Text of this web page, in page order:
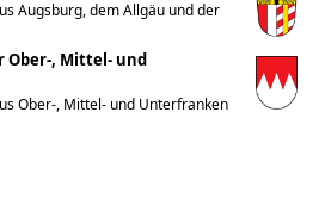
Augsburg, dem Allgäu und der
Ober-, Mittel- und
Ober-, Mittel- und Unterfranken